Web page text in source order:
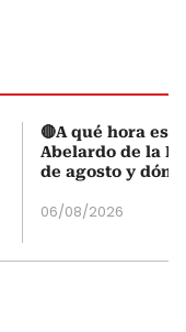
🔴A qué hora es
Abelardo de la
de agosto y
06/08/2026